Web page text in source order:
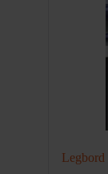
Legbord